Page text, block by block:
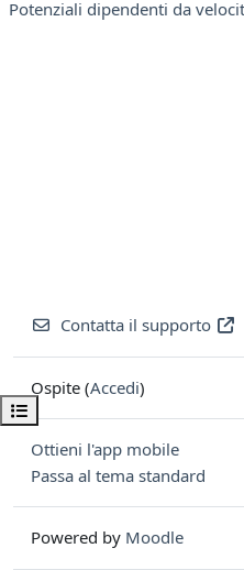
Apri indice del corso
Potenziali dipendenti da
Contatta il supporto
Ospite (Accedi)
Ottieni l'app mobile
Passa al tema standard
Powered by Moodle